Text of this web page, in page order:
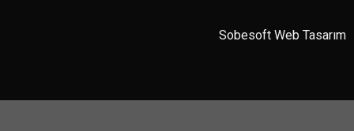
Sobesoft Web Tasarım